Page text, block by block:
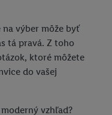
výber môže byť
tá pravá. Z toho
ktoré môžete
do vašej
vzhľad?